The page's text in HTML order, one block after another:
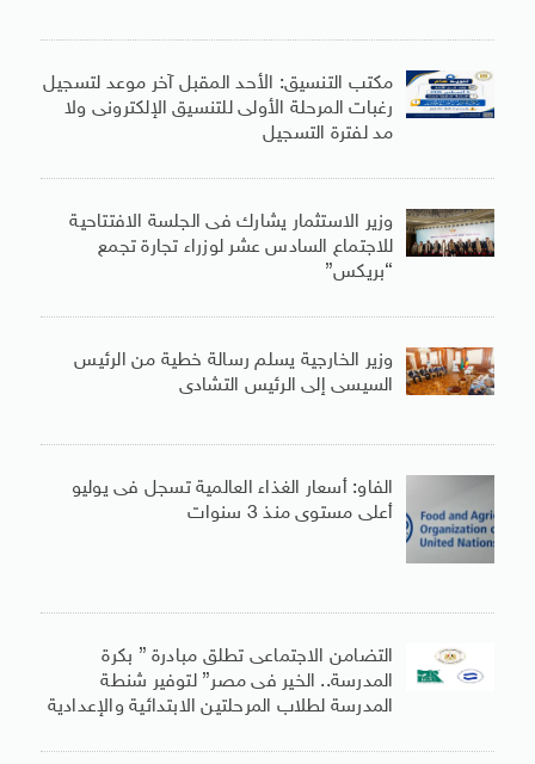
مكتب التنسيق: الأحد المقبل آخر موعد لتسجيل
رغبات المرحلة الأولى للتنسيق الإلكترونى ولا
مد لفترة التسجيل
وزير الاستثمار يشارك فى الجلسة الافتتاحية
للاجتماع السادس عشر لوزراء تجارة تجمع
“بريكس”
وزير الخارجية يسلم رسالة خطية من الرئيس
السيسى إلى الرئيس التشادى
الفاو: أسعار الغذاء العالمية تسجل فى يوليو
أعلى مستوى منذ 3 سنوات
التضامن الاجتماعى تطلق مبادرة ” بكرة
المدرسة.. الخير فى مصر” لتوفير شنطة
المدرسة لطلاب المرحلتين الابتدائية والإعدادية